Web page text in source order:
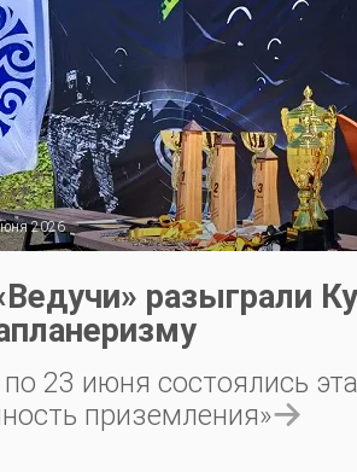
2026
разыграли
23 июня состоялись
приземления»